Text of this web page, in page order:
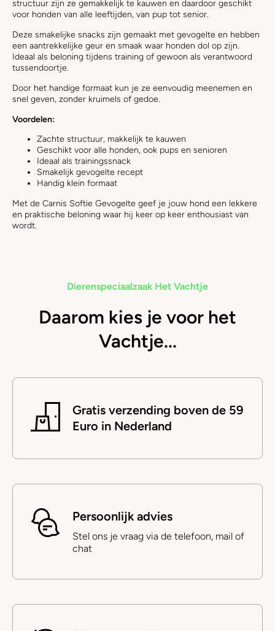
structuur zijn ze gemakkelijk te kauwen en daardoor geschikt
voor honden van alle leeftijden, van pup tot senior.
Deze smakelijke snacks zijn gemaakt met gevogelte en hebben
een aantrekkelijke geur en smaak waar honden dol op zijn.
Ideaal als beloning tijdens training of gewoon als verantwoord
tussendoortje.
Door het handige formaat kun je ze eenvoudig meenemen en
snel geven, zonder kruimels of gedoe.
Voordelen:
Zachte structuur, makkelijk te kauwen
Geschikt voor alle honden, ook pups en senioren
Ideaal als trainingssnack
Smakelijk gevogelte recept
Handig klein formaat
Met de Carnis Softie Gevogelte geef je jouw hond een lekkere
en praktische beloning waar hij keer op keer enthousiast van
wordt.
Dierenspeciaalzaak Het Vachtje
Daarom kies je voor het
Vachtje...
Gratis verzending boven de 59
Euro in Nederland
Persoonlijk advies
Stel ons je vraag via de telefoon, mail of
chat